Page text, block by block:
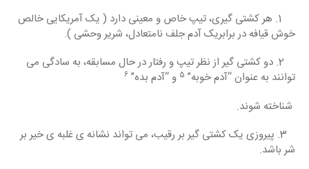
1. هر کشتی گیری، تیپ خاص و معینی دارد ( یک آمریکایی خالص
خوش قیافه در برابریک آدم جلف نامتعادل، شریر وحشی ).
2. دو کشتی گیر از نظر تیپ و رفتار در حال مسابقه، به سادگی می
توانند به عنوان “آدم خوبه” 5 و “آدم بده” 6
شناخته شوند.
3. پیروزی یک کشتی گیر بر رقیب، می تواند نشانه ی غلبه ی خیر بر
شر باشد.